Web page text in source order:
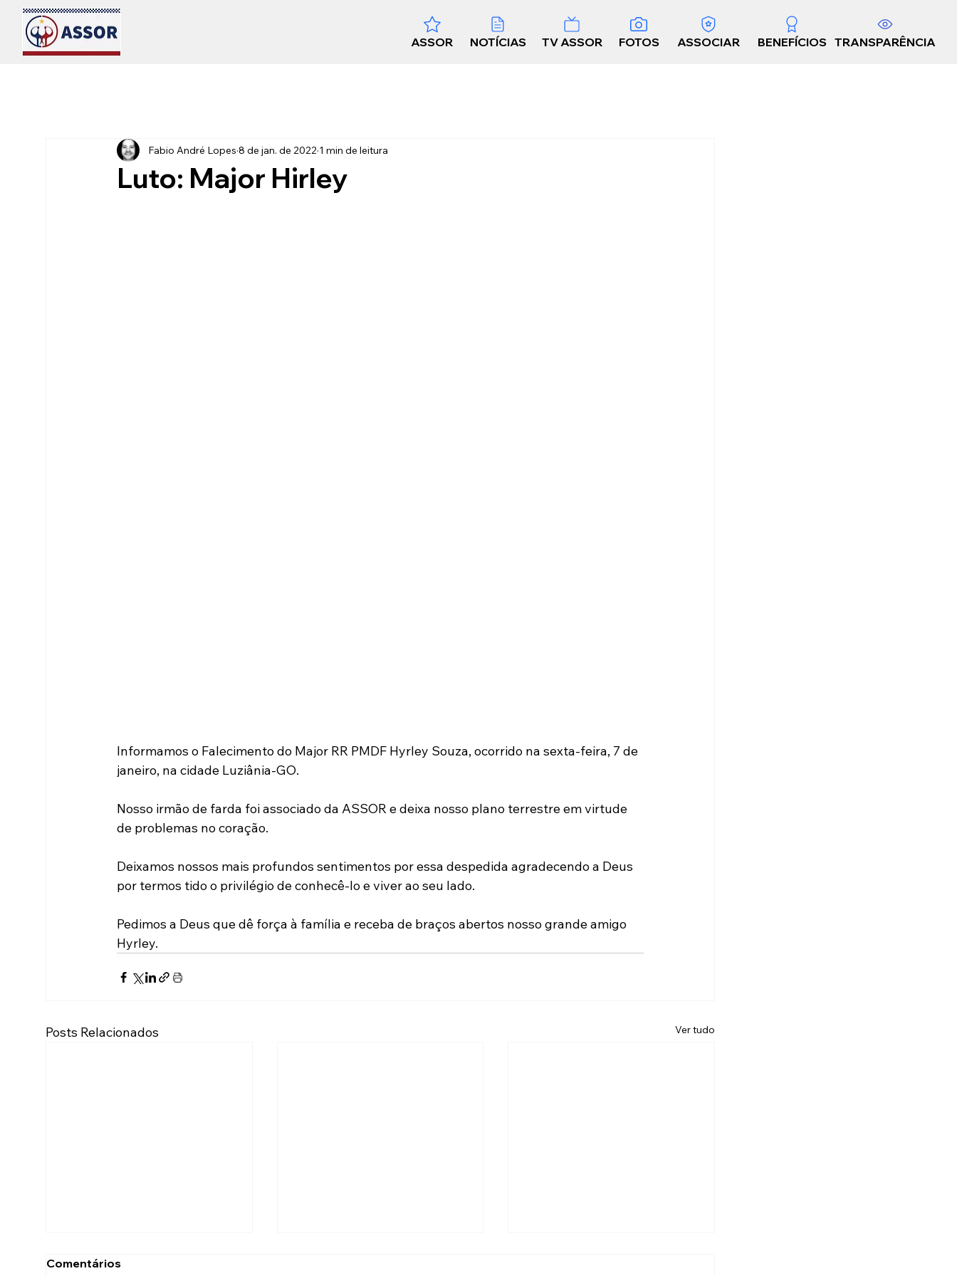
ASSOR NOTÍCIAS TV ASSOR FOTOS ASSOCIAR BENEFÍCIOS TRANSPARÊNCIA
Luto: Major Hirley
Fabio André Lopes 8 de jan. de 2022 1 min de leitura
Informamos o Falecimento do Major RR PMDF Hyrley Souza, ocorrido na sexta-feira, 7 de
janeiro, na cidade Luziânia-GO.
Nosso irmão de farda foi associado da ASSOR e deixa nosso plano terrestre em virtude
de problemas no coração.
Deixamos nossos mais profundos sentimentos por essa despedida agradecendo a Deus
por termos tido o privilégio de conhecê-lo e viver ao seu lado.
Pedimos a Deus que dê força à família e receba de braços abertos nosso grande amigo
Hyrley.
Posts Relacionados Ver tudo
Comentários